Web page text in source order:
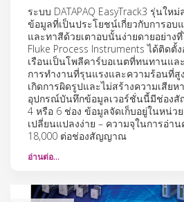
ระบบ DATAPAQ EasyTrack3 รุ่นใ
ข้อมูลที่เป็นประโยชน์เกี่ยวกับการอ
และทาสีด้วยเตาอบนั้นง่ายดายอย่าง
Fluke Process Instruments ได้ติด
เรือนเป็นโพลีคาร์บอเนตที่ทนทานแ
การทำงานที่รุนแรงและความร้อนที่สู
เกิดการผิดรูปและไม่สร้างความเสีย
อุปกรณ์บันทึกข้อมูลเวอร์ชั่นนี้มีช่อง
4 หรือ 6 ช่อง ข้อมูลจัดเก็บอยู่ในหน่ว
เปลี่ยนแปลงง่าย – ความจุในการอ่า
18,000 ต่อช่องสัญญาณ
อ่านต่อ…